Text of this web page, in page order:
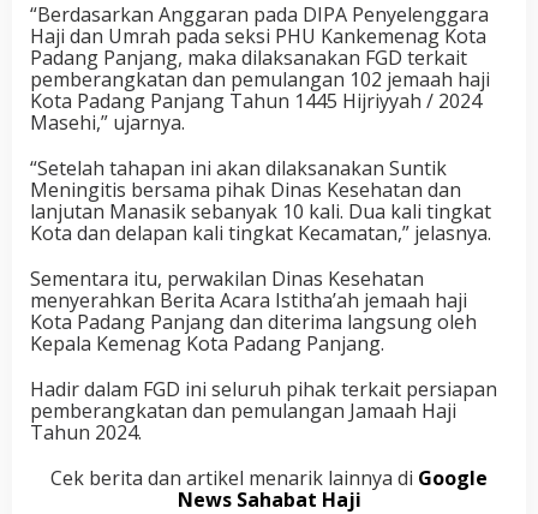
“Berdasarkan Anggaran pada DIPA Penyelenggara
Haji dan Umrah pada seksi PHU Kankemenag Kota
Padang Panjang, maka dilaksanakan FGD terkait
pemberangkatan dan pemulangan 102 jemaah haji
Kota Padang Panjang Tahun 1445 Hijriyyah / 2024
Masehi,” ujarnya.
“Setelah tahapan ini akan dilaksanakan Suntik
Meningitis bersama pihak Dinas Kesehatan dan
lanjutan Manasik sebanyak 10 kali. Dua kali tingkat
Kota dan delapan kali tingkat Kecamatan,” jelasnya.
Sementara itu, perwakilan Dinas Kesehatan
menyerahkan Berita Acara Istitha’ah jemaah haji
Kota Padang Panjang dan diterima langsung oleh
Kepala Kemenag Kota Padang Panjang.
Hadir dalam FGD ini seluruh pihak terkait persiapan
pemberangkatan dan pemulangan Jamaah Haji
Tahun 2024.
Cek berita dan artikel menarik lainnya di Google
News Sahabat Haji